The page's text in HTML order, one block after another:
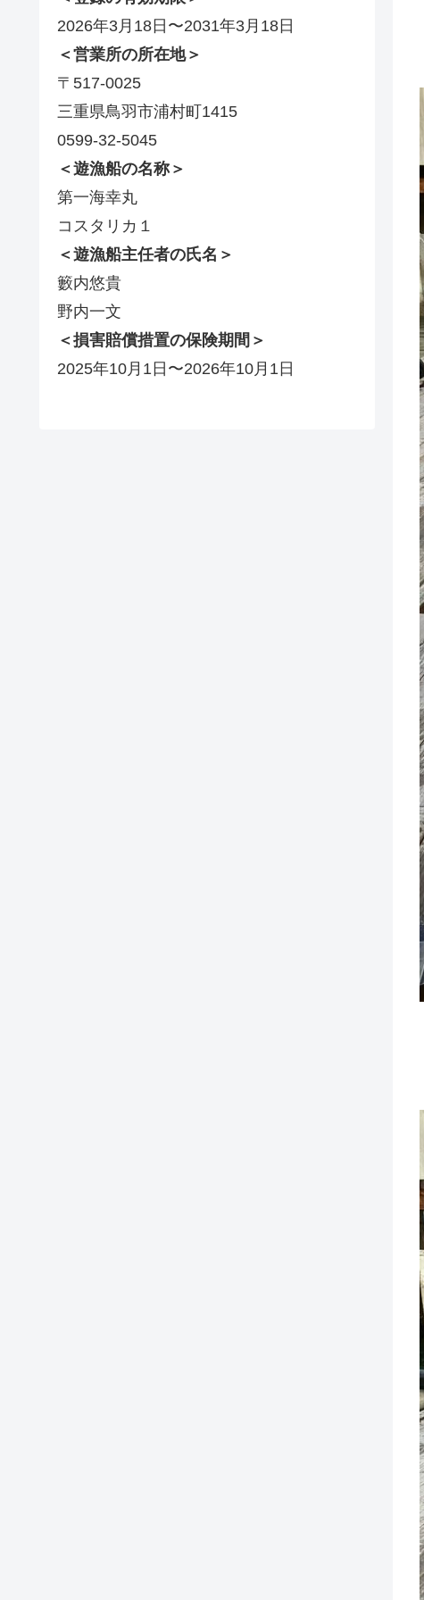
2026年3月18日〜2031年3月18日
＜営業所の所在地＞
〒517-0025
三重県鳥羽市浦村町1415
0599-32-5045
＜遊漁船の名称＞
第一海幸丸
コスタリカ１
＜遊漁船主任者の氏名＞
籔内悠貴
野内一文
＜損害賠償措置の保険期間＞
2025年10月1日〜2026年10月1日